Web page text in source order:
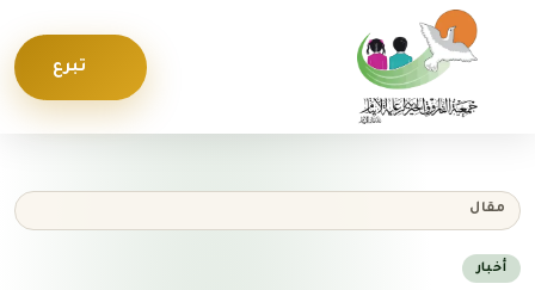
Skip to content
Skip to footer
تبرع
مقال
أخبار